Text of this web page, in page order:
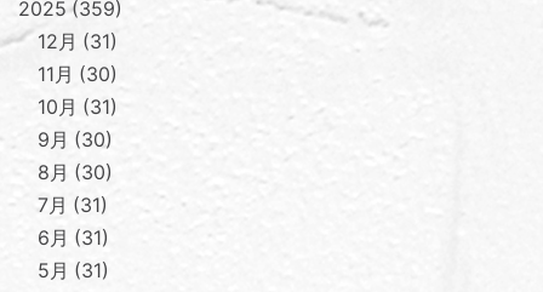
2025 359
12月
31
11月
30
10月
31
9月
30
8月
30
7月
31
6月
31
5月
31